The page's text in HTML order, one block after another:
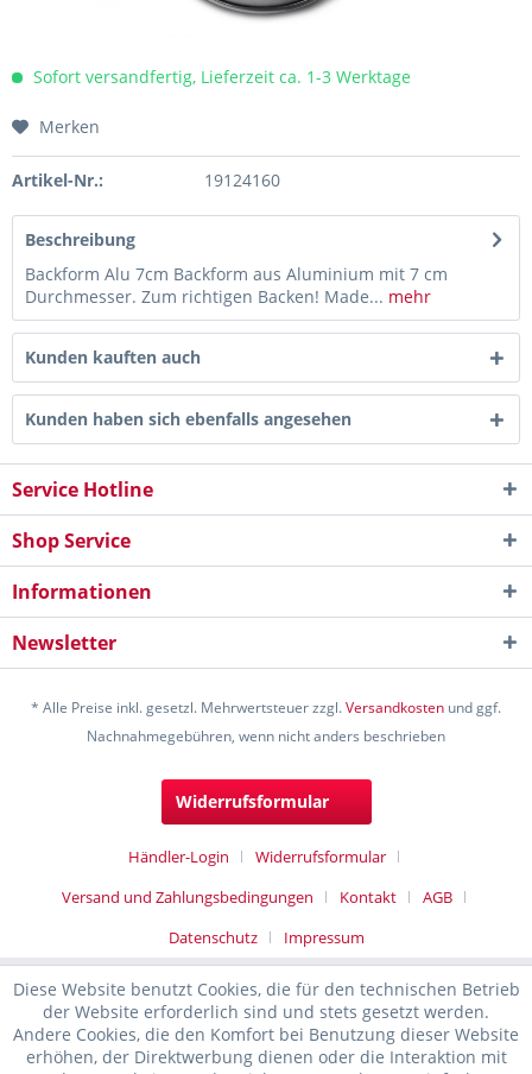
Sofort versandfertig, Lieferzeit ca. 1-3 Werktage
Merken
Artikel-Nr.: 19124160
Beschreibung
Backform Alu 7cm Backform aus Aluminium mit 7 cm
Durchmesser. Zum richtigen Backen! Made... mehr
Kunden kauften auch
Kunden haben sich ebenfalls angesehen
Service Hotline
Shop Service
Informationen
Newsletter
* Alle Preise inkl. gesetzl. Mehrwertsteuer zzgl.Versandkosten und ggf.
Nachnahmegebühren, wenn nicht anders beschrieben
Widerrufsformular
Händler-Login
Widerrufsformular
Versand und Zahlungsbedingungen
Kontakt
AGB
Datenschutz
Impressum
Diese Website benutzt Cookies, die für den technischen Betrieb
der Website erforderlich sind und stets gesetzt werden.
Andere Cookies, die den Komfort bei Benutzung dieser Website
erhöhen, der Direktwerbung dienen oder die Interaktion mit